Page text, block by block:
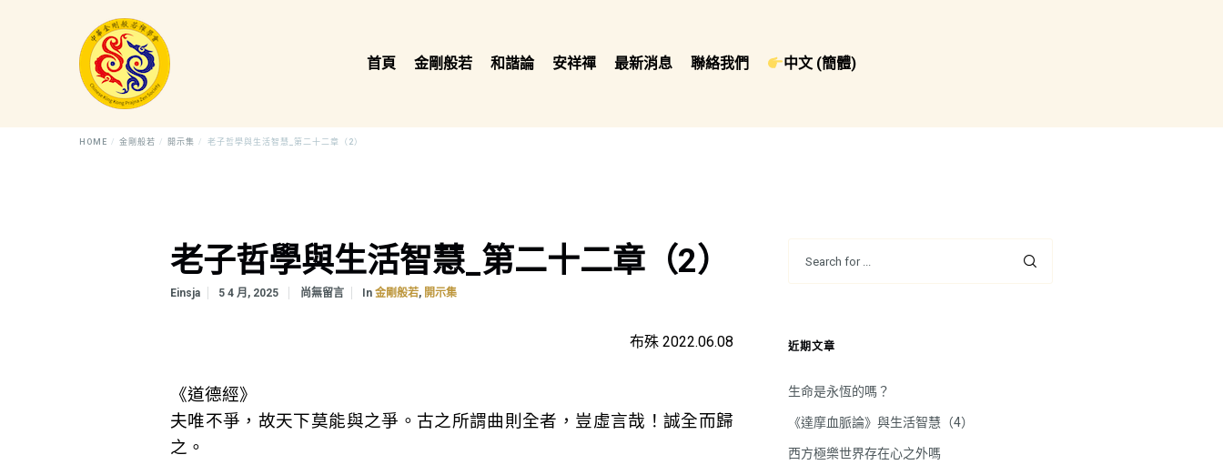
首頁 金剛般若 和諧論 安祥禪 最新消息 聯絡我們 中文 (簡體)
HOME 金剛般若 開示集 老子哲學與生活智慧_第二十二章（2）
老子哲學與生活智慧_第二十二章（2）
Einsja 5 4 月, 2025 尚無留言 In金剛般若, 開示集
布殊 2022.06.08
《道德經》
夫唯不爭，故天下莫能與之爭。古之所謂曲則全者，豈虛言哉！誠全而歸
之。
近期文章
生命是永恆的嗎？
《達摩血脈論》與生活智慧（4）
西方極樂世界存在心之外嗎